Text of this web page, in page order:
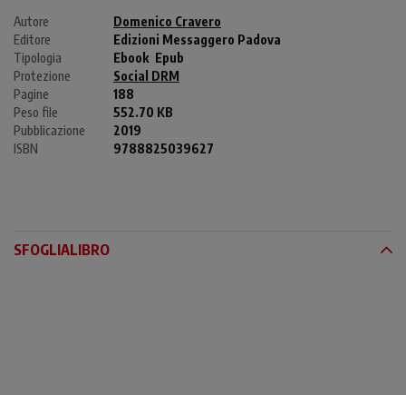
Autore
Domenico Cravero
Editore
Edizioni Messaggero Padova
Tipologia
Ebook Epub
Protezione
Social DRM
Pagine
188
Peso file
552.70 KB
Pubblicazione
2019
ISBN
9788825039627
SFOGLIALIBRO